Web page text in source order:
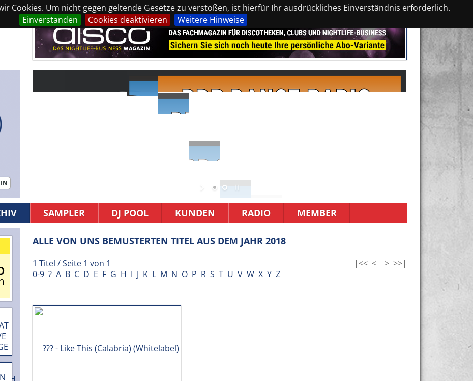
Cookies. Um nicht gegen geltende Gesetze zu verstoßen, ist hierfür Ihr ausdrückliches Einverständnis erforderlich.
Einverstanden
Cookies deaktivieren Weitere Hinweise
SAMPLER DJ POOL KUNDEN RADIO MEMBER
ALLE VON UNS BEMUSTERTEN TITEL AUS DEM JAHR 2018
1 Titel / Seite 1 von 1 |<< < > >>|
0-9 ? A B C D E F G H I J K L M N O P R S T U V W X Y Z